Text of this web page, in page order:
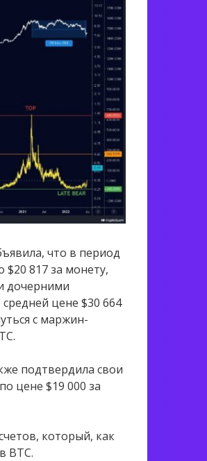
что в период
817 за монету,
дочерними
цене $30 664
с маржин-
подтвердила свои
цене $19 000 за
который, как
BTC.